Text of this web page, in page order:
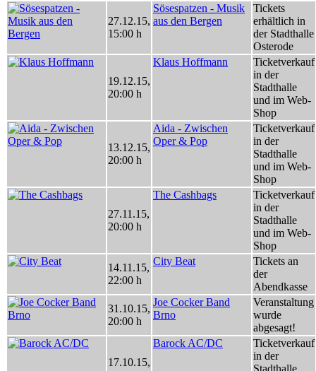
27.12.15,
15:00 h
Sösespatzen - Musik
aus den Bergen
Tickets
erhältlich in
der Stadthalle
Osterode
19.12.15,
20:00 h
Klaus Hoffmann
Ticketverkauf
in der
Stadthalle
und im Web-
Shop
13.12.15,
20:00 h
Aida - Zwischen
Oper & Pop
Ticketverkauf
in der
Stadthalle
und im Web-
Shop
27.11.15,
20:00 h
The Cashbags
Ticketverkauf
in der
Stadthalle
und im Web-
Shop
14.11.15,
22:00 h
City Beat
Tickets an
der
Abendkasse
31.10.15,
20:00 h
Joe Cocker Band
Brno
Veranstaltung
wurde
abgesagt!
17.10.15,
Barock AC/DC
Ticketverkauf
in der